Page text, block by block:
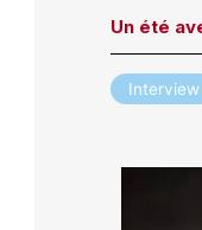
Un été
Interview